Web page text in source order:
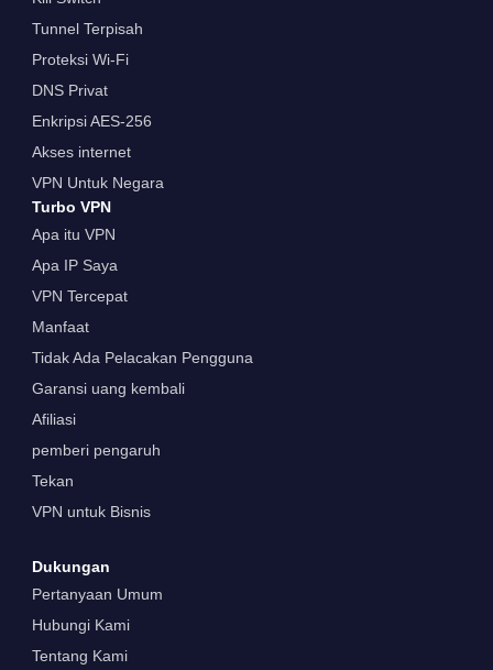
Tunnel Terpisah
Proteksi Wi-Fi
DNS Privat
Enkripsi AES-256
Akses internet
VPN Untuk Negara
Turbo VPN
Apa itu VPN
Apa IP Saya
VPN Tercepat
Manfaat
Tidak Ada Pelacakan Pengguna
Garansi uang kembali
Afiliasi
pemberi pengaruh
Tekan
VPN untuk Bisnis
Dukungan
Pertanyaan Umum
Hubungi Kami
Tentang Kami